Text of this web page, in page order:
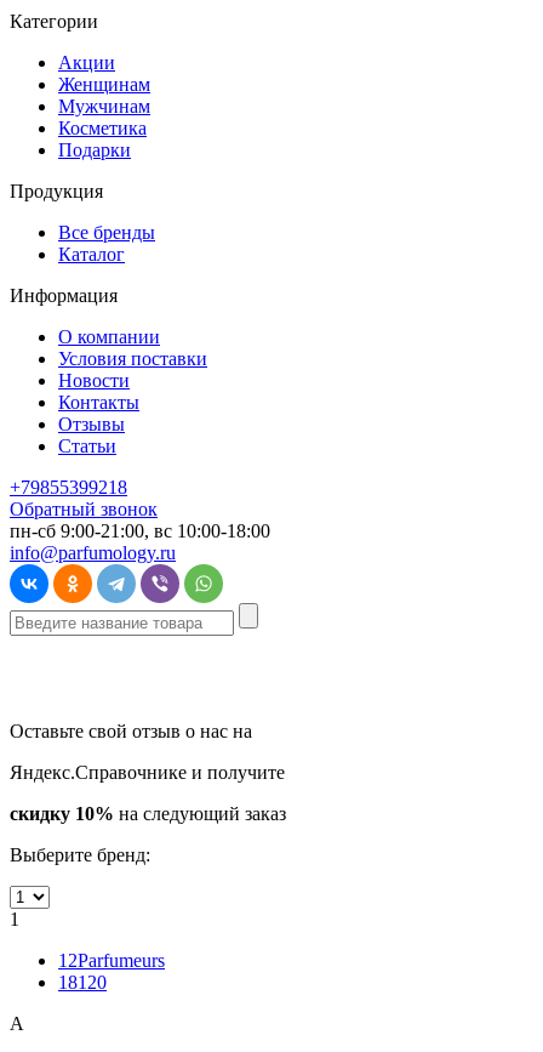
Категории
Акции
Женщинам
Мужчинам
Косметика
Подарки
Продукция
Все бренды
Каталог
Информация
О компании
Условия поставки
Новости
Контакты
Отзывы
Статьи
+79855399218
Обратный звонок
пн-сб 9:00-21:00, вс 10:00-18:00
info@parfumology.ru
Оставьте свой отзыв о нас на
Яндекс.Справочнике и получите
скидку 10% на следующий заказ
Выберите бренд:
1
12Parfumeurs
18120
A